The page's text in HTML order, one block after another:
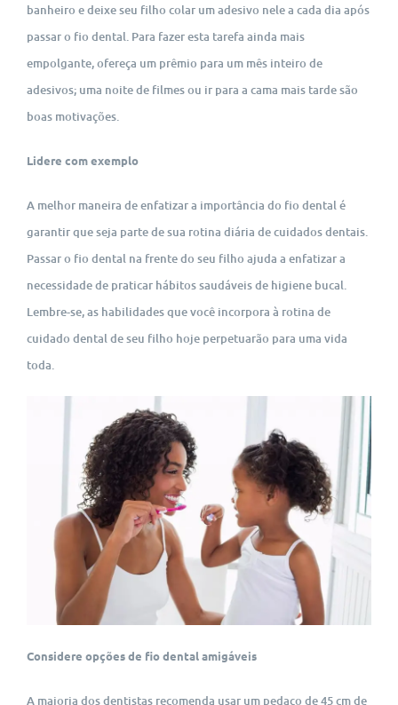
banheiro e deixe seu filho colar um adesivo nele a cada dia após
passar o fio dental. Para fazer esta tarefa ainda mais
empolgante, ofereça um prêmio para um mês inteiro de
adesivos; uma noite de filmes ou ir para a cama mais tarde são
boas motivações.
Lidere com exemplo
A melhor maneira de enfatizar a importância do fio dental é
garantir que seja parte de sua rotina diária de cuidados dentais.
Passar o fio dental na frente do seu filho ajuda a enfatizar a
necessidade de praticar hábitos saudáveis de higiene bucal.
Lembre-se, as habilidades que você incorpora à rotina de
cuidado dental de seu filho hoje perpetuarão para uma vida
toda.
Considere opções de fio dental amigáveis
A maioria dos dentistas recomenda usar um pedaço de 45 cm de